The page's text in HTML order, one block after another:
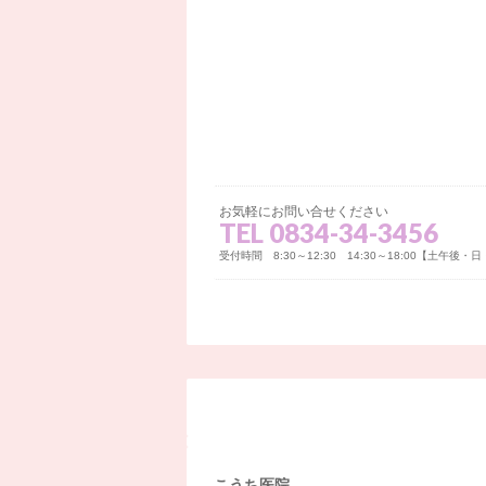
お気軽にお問い合せください
TEL 0834-34-3456
受付時間 8:30～12:30 14:30～18:00【土午後・日